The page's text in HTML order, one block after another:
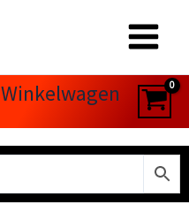
Winkelwagen